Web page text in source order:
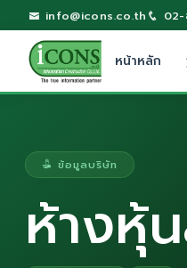
info@icons.co.th
หน้าหลัก
ข้อมูลบริษัท
ห้างหุ้